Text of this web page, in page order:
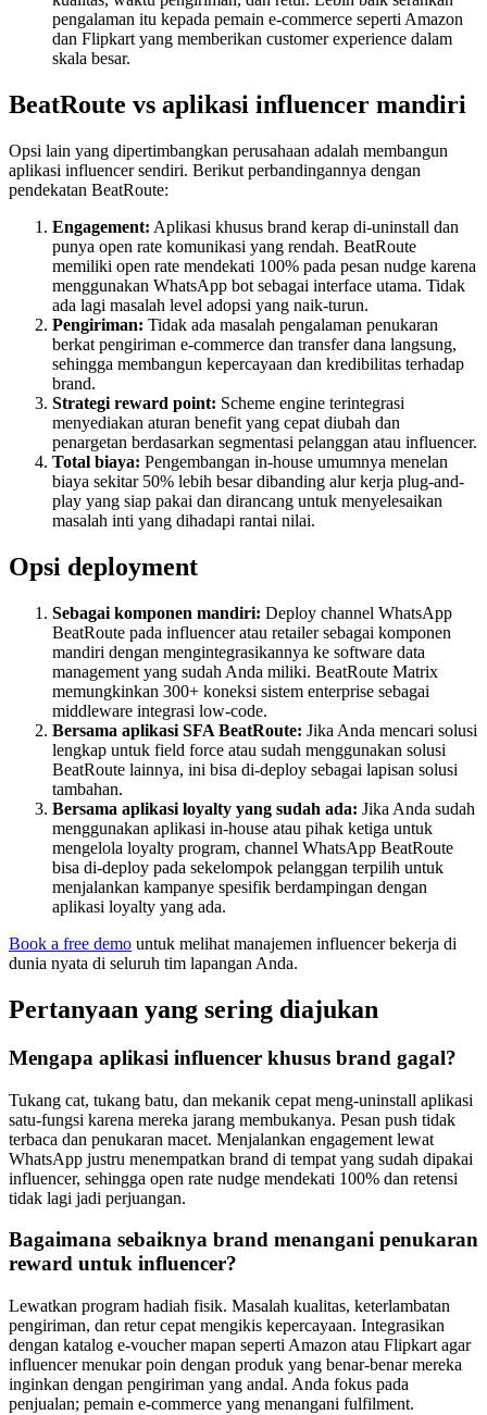
pengalaman itu kepada pemain e-commerce seperti Amazon
dan Flipkart yang memberikan customer experience dalam
skala besar.
BeatRoute vs aplikasi influencer mandiri
Opsi lain yang dipertimbangkan perusahaan adalah membangun
aplikasi influencer sendiri. Berikut perbandingannya dengan
pendekatan BeatRoute:
Engagement: Aplikasi khusus brand kerap di-uninstall dan
punya open rate komunikasi yang rendah. BeatRoute
memiliki open rate mendekati 100% pada pesan nudge karena
menggunakan WhatsApp bot sebagai interface utama. Tidak
ada lagi masalah level adopsi yang naik-turun.
Pengiriman: Tidak ada masalah pengalaman penukaran
berkat pengiriman e-commerce dan transfer dana langsung,
sehingga membangun kepercayaan dan kredibilitas terhadap
brand.
Strategi reward point: Scheme engine terintegrasi
menyediakan aturan benefit yang cepat diubah dan
penargetan berdasarkan segmentasi pelanggan atau influencer.
Total biaya: Pengembangan in-house umumnya menelan
biaya sekitar 50% lebih besar dibanding alur kerja plug-and-
play yang siap pakai dan dirancang untuk menyelesaikan
masalah inti yang dihadapi rantai nilai.
Opsi deployment
Sebagai komponen mandiri: Deploy channel WhatsApp
BeatRoute pada influencer atau retailer sebagai komponen
mandiri dengan mengintegrasikannya ke software data
management yang sudah Anda miliki. BeatRoute Matrix
memungkinkan 300+ koneksi sistem enterprise sebagai
middleware integrasi low-code.
Bersama aplikasi SFA BeatRoute: Jika Anda mencari solusi
lengkap untuk field force atau sudah menggunakan solusi
BeatRoute lainnya, ini bisa di-deploy sebagai lapisan solusi
tambahan.
Bersama aplikasi loyalty yang sudah ada: Jika Anda sudah
menggunakan aplikasi in-house atau pihak ketiga untuk
mengelola loyalty program, channel WhatsApp BeatRoute
bisa di-deploy pada sekelompok pelanggan terpilih untuk
menjalankan kampanye spesifik berdampingan dengan
aplikasi loyalty yang ada.
Book a free demo untuk melihat manajemen influencer bekerja di
dunia nyata di seluruh tim lapangan Anda.
Pertanyaan yang sering diajukan
Mengapa aplikasi influencer khusus brand gagal?
Tukang cat, tukang batu, dan mekanik cepat meng-uninstall aplikasi
satu-fungsi karena mereka jarang membukanya. Pesan push tidak
terbaca dan penukaran macet. Menjalankan engagement lewat
WhatsApp justru menempatkan brand di tempat yang sudah dipakai
influencer, sehingga open rate nudge mendekati 100% dan retensi
tidak lagi jadi perjuangan.
Bagaimana sebaiknya brand menangani penukaran
reward untuk influencer?
Lewatkan program hadiah fisik. Masalah kualitas, keterlambatan
pengiriman, dan retur cepat mengikis kepercayaan. Integrasikan
dengan katalog e-voucher mapan seperti Amazon atau Flipkart agar
influencer menukar poin dengan produk yang benar-benar mereka
inginkan dengan pengiriman yang andal. Anda fokus pada
penjualan; pemain e-commerce yang menangani fulfilment.